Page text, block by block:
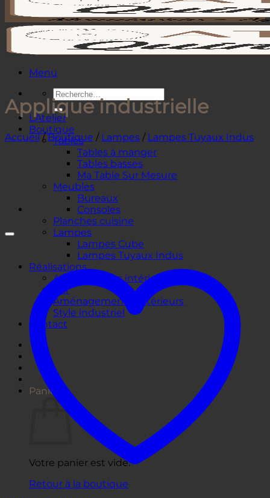
Menu
Recherche
pour :
L’Atelier
Boutique
Tables
Tables à manger
Tables basses
Ma Table Sur Mesure
Meubles
Bureaux
Consoles
Planches cuisine
Lampes
Lampes Cube
Lampes Tuyaux Indus
Réalisations
Agencements intérieurs
Bar
Aménagements extérieurs
Style industriel
Contact
Panier
Votre panier est vide.
Retour à la boutique
Applique industrielle
Accueil / Boutique / Lampes / Lampes Tuyaux Indus